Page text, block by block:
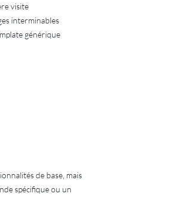
visite
interminables
générique
de base, mais
spécifique ou un